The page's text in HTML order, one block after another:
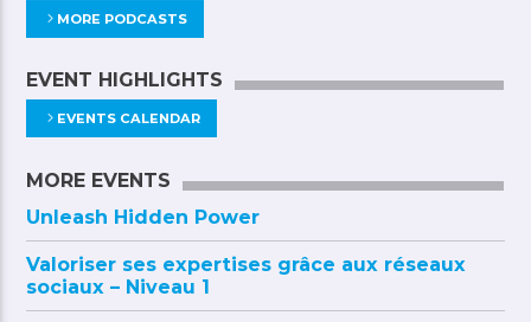
MORE PODCASTS
EVENT HIGHLIGHTS
EVENTS CALENDAR
MORE EVENTS
Unleash Hidden Power
Valoriser ses expertises grâce aux réseaux
sociaux – Niveau 1